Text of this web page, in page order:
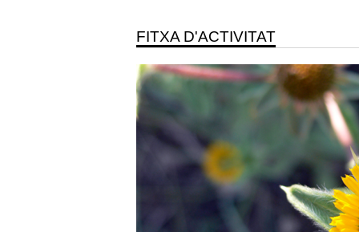
FITXA D'ACTIVITAT